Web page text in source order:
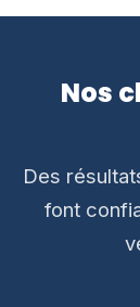
Nos
Des
font